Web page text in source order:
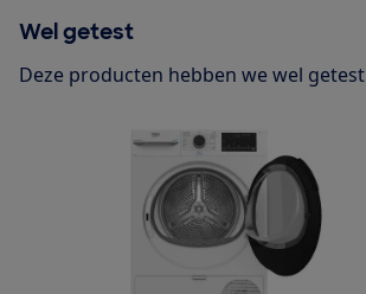
Wel getest
Deze producten hebben we wel getest